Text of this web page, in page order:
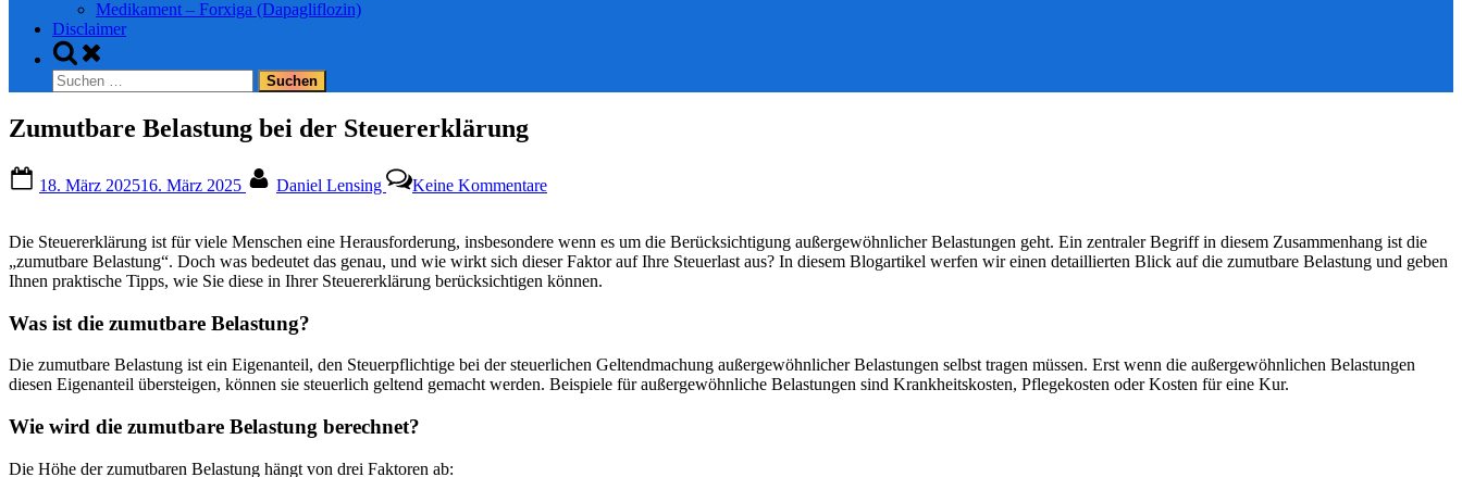
Medikament – Forxiga (Dapagliflozin)
Disclaimer
Toggle
search
form
Suchen
nach:
Zumutbare Belastung bei der Steuererklärung
on
18. März 202516. März 2025 Daniel Lensing Keine KommentareZumutbare
der
Steuererklärung
Die Steuererklärung ist für viele Menschen eine Herausforderung, insbesondere wenn es um die Berücksichtigung außergewöhnlicher Belastungen geht. Ein zentraler Begriff in diesem Zusammenhang ist die
„zumutbare Belastung“. Doch was bedeutet das genau, und wie wirkt sich dieser Faktor auf Ihre Steuerlast aus? In diesem Blogartikel werfen wir einen detaillierten Blick auf die zumutbare Belastung und geben
Ihnen praktische Tipps, wie Sie diese in Ihrer Steuererklärung berücksichtigen können.
Was ist die zumutbare Belastung?
Die zumutbare Belastung ist ein Eigenanteil, den Steuerpflichtige bei der steuerlichen Geltendmachung außergewöhnlicher Belastungen selbst tragen müssen. Erst wenn die außergewöhnlichen Belastungen
diesen Eigenanteil übersteigen, können sie steuerlich geltend gemacht werden. Beispiele für außergewöhnliche Belastungen sind Krankheitskosten, Pflegekosten oder Kosten für eine Kur.
Wie wird die zumutbare Belastung berechnet?
Die Höhe der zumutbaren Belastung hängt von drei Faktoren ab: